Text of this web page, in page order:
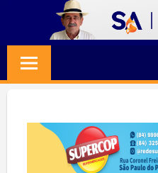
content
Jornalismo
Credibilidade